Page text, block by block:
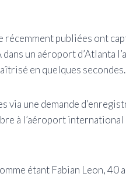
récemment publiées ont
un aéroport d’Atlanta
en quelques secondes.
via une demande
à l’aéroport
étant Fabian Leon, 40